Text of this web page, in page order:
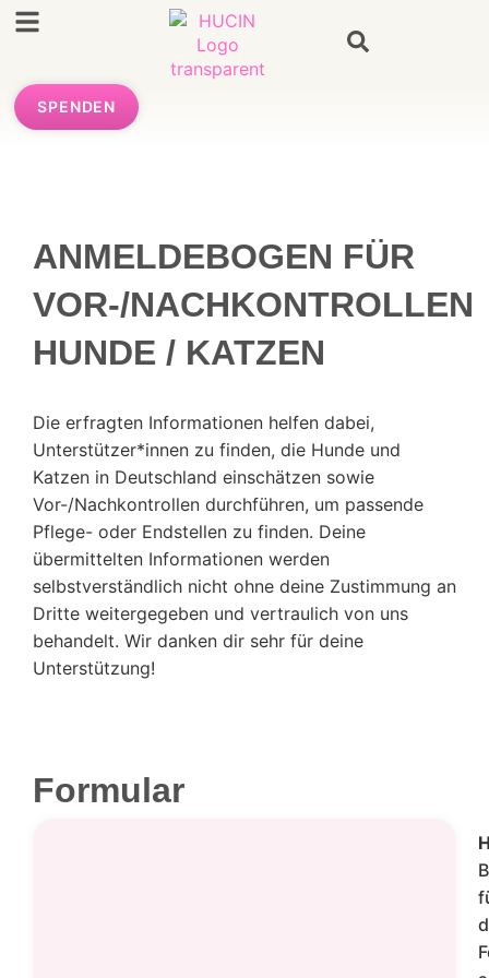
SPENDEN
ANMELDEBOGEN FÜR
VOR-/NACHKONTROLLEN
HUNDE / KATZEN
Die erfragten Informationen helfen dabei,
Unterstützer*innen zu finden, die Hunde und
Katzen in Deutschland einschätzen sowie
Vor-/Nachkontrollen durchführen, um passende
Pflege- oder Endstellen zu finden. Deine
übermittelten Informationen werden
selbstverständlich nicht ohne deine Zustimmung an
Dritte weitergegeben und vertraulich von uns
behandelt. Wir danken dir sehr für deine
Unterstützung!
Formular